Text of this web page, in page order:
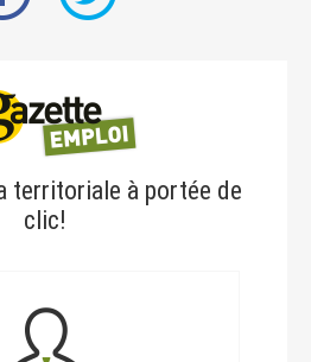
territoriale à portée de
clic!